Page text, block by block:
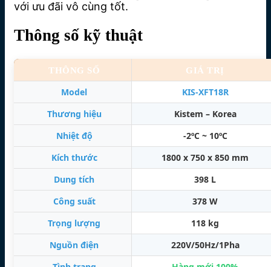
với ưu đãi vô cùng tốt.
Thông số kỹ thuật
THÔNG SỐ GIÁ TRỊ
Model
KIS-XFT18R
Thương hiệu
Kistem – Korea
Nhiệt độ
-2ºC ~ 10ºC
Kích thước
1800 x 750 x 850 mm
Dung tích
398 L
Công suất
378 W
Trọng lượng
118 kg
Nguồn điện
220V/50Hz/1Pha